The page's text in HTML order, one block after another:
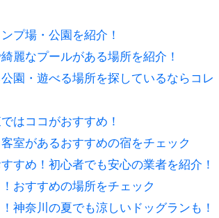
プ場・公園を紹介！
麗なプールがある場所を紹介！
園・遊べる場所を探しているならコレ
はココがおすすめ！
室があるおすすめの宿をチェック
すめ！初心者でも安心の業者を紹介！
おすすめの場所をチェック
神奈川の夏でも涼しいドッグランも！